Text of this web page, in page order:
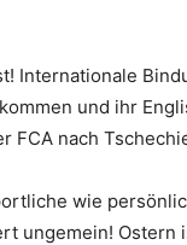
Internationale
und ihr
FCA nach
wie
ungemein! Ostern